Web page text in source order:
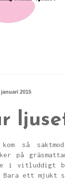
2015
kom så
på
i vitluddigt
Bara ett mjukt